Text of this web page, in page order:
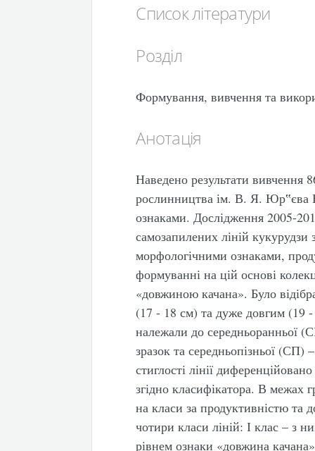
Список літератури
Розділ
Формування, вивчення та
Анотація
Наведено результати вивчення
рослинництва ім. В. Я. Юр‟єва
ознаками. Дослідження 2005-
самозапилених ліній кукурудзи
морфологічними ознаками,
формуванні на цій основі
«довжиною качана». Було
(17 - 18 см) та дуже довгим (19
належали до середньоранньої
зразок та середньопізньої (СП)
стиглості лінії
згідно класифікатора. В межах
на класи за продуктивністю та
чотири класи ліній: І клас – з
рівнем ознаки «довжина